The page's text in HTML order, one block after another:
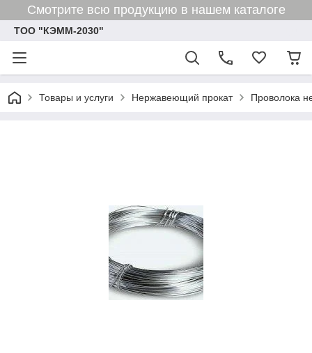
Смотрите всю продукцию в нашем каталоге
ТОО "КЭММ-2030"
Товары и услуги Нержавеющий прокат Проволока